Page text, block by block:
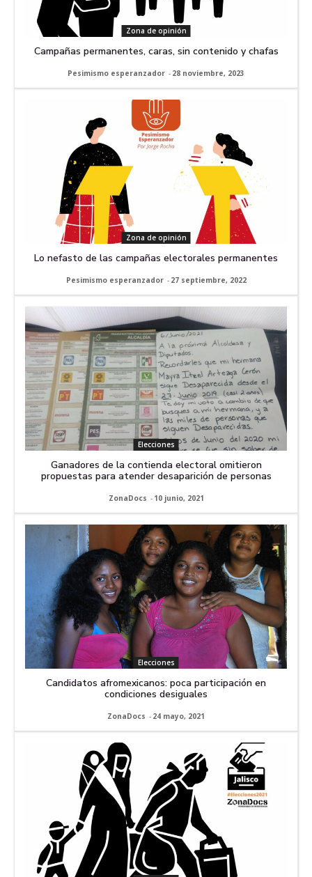
Zona de opinión
Campañas permanentes, caras, sin contenido y chafas
Pesimismo esperanzador - 28 noviembre, 2023
Zona de opinión
Lo nefasto de las campañas electorales permanentes
Pesimismo esperanzador - 27 septiembre, 2022
Elecciones
Ganadores de la contienda electoral omitieron
propuestas para atender desaparición de personas
ZonaDocs - 10 junio, 2021
Elecciones
Candidatos afromexicanos: poca participación en
condiciones desiguales
ZonaDocs - 24 mayo, 2021